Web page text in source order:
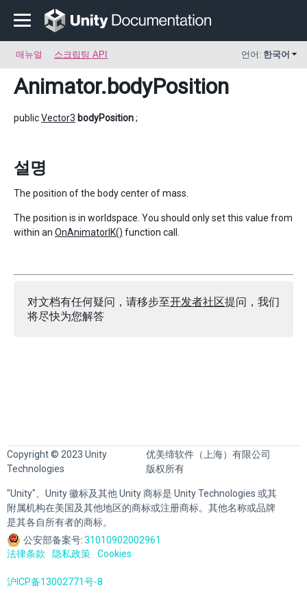
매뉴얼 스크립팅 API 언어: 한국어
Animator.bodyPosition
publicVector3 bodyPosition;
설명
The position of the body center of mass.
The position is in worldspace. You should only set this value from
within an OnAnimatorIK() function call.
对文档有任何疑问，请移步至开发者社区提问，我们
将尽快为您解答
Copyright © 2023 Unity
Technologies
优美缔软件（上海）有限公司
版权所有
"Unity"、Unity 徽标及其他 Unity 商标是 Unity Technologies 或其
附属机构在美国及其他地区的商标或注册商标。其他名称或品牌
是其各自所有者的商标。
公安部备案号:31010902002961
法律条款
隐私政策 Cookies
沪ICP备13002771号-8